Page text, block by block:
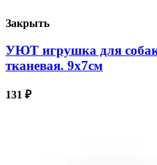
Закрыть
УЮТ игрушка для
тканевая. 9х7см
131 ₽